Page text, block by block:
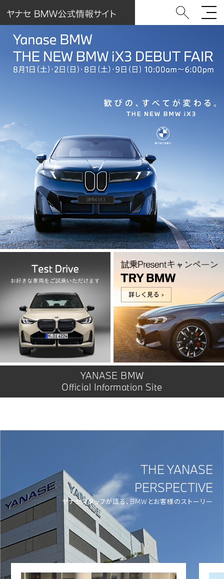
YANASE BMW
Official Information Site
THE YANASE
PERSPECTIVE
ヤナセスタッフが語る、BMWとお客様のストーリー